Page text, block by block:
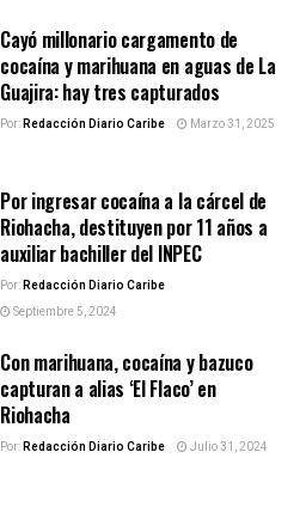
Cayó millonario cargamento de
cocaína y marihuana en aguas de La
Guajira: hay tres capturados
Por:Redacción Diario Caribe Marzo 31, 2025
Por ingresar cocaína a la cárcel de
Riohacha, destituyen por 11 años a
auxiliar bachiller del INPEC
Por:Redacción Diario Caribe
Septiembre 5, 2024
Con marihuana, cocaína y bazuco
capturan a alias ‘El Flaco’ en
Riohacha
Por:Redacción Diario Caribe Julio 31, 2024